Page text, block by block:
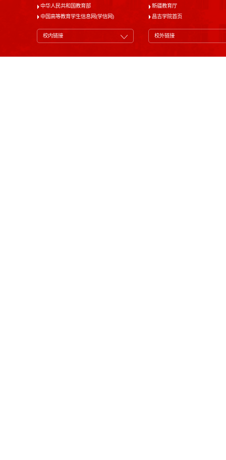
中华人民共和国教育部
新疆教育厅
中国高等教育学生信息网(学信网)
昌吉学院首页
校内链接 校外链接